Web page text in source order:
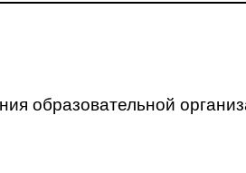
образовательной